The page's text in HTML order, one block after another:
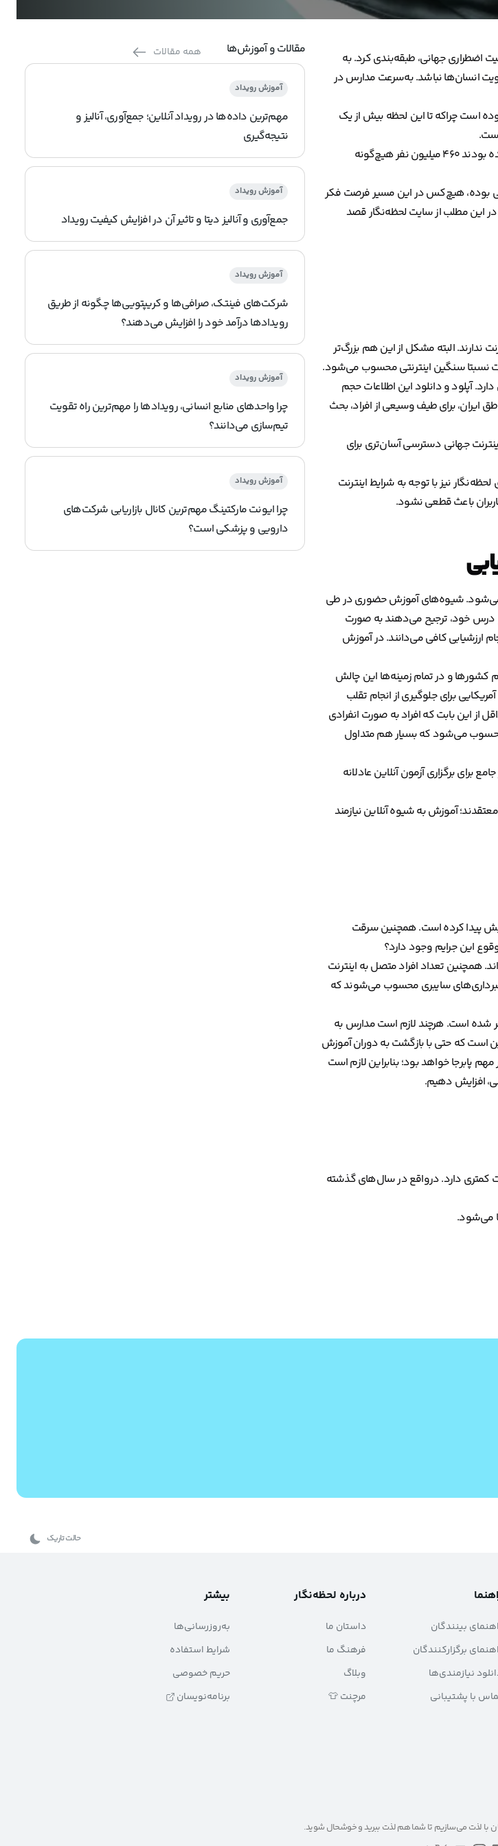
و وضعیت اضطراری جهانی، طبقه‌بندی کرد. به
انسان‌ها نباشد. به‌سرعت مدارس در
آموزش بوده است چراکه تا این لحظه بیش از یک
مشکل بزرگ‌تر در گزارش یونیسف نمایان شد. از ۱/۵ میلیارد کودک و جوانی که از آموزش محروم شده بودند ۴۶۰ میلیون نفر هیچ‌گونه
بوده، هیچ‌کس در این مسیر فرصت فکر
این مطلب از سایت لحظه‌نگار قصد
البته مشکل از این هم بزرگ‌تر
نسبتا سنگین اینترنتی محسوب می‌شود.
آپلود و دانلود این اطلاعات حجم
برای طیف وسیعی از افراد، بحث
جهانی دسترسی آسان‌تری برای
نیز با توجه به شرایط اینترنت
باعث قطعی نشود.
می‌شود. شیوه‌های آموزش حضوری در طی
و درس خود، ترجیح می‌دهند به صورت
ارزشیابی کافی می‌دانند. در آموزش
کشورها و در تمام زمینه‌ها این چالش
برای جلوگیری از انجام تقلب
از این بابت که افراد به صورت انفرادی
می‌شود که بسیار هم متداول
برگزاری آزمون آنلاین عادلانه
آموزش به شیوه آنلاین نیازمند
پیدا کرده است. همچنین سرقت
این جرایم وجود دارد؟
همچنین تعداد افراد متصل به اینترنت
سایبری محسوب می‌شوند که
شده است. هرچند لازم است مدارس به
است که حتی با بازگشت به دوران آموزش
پابرجا خواهد بود؛ بنابراین لازم است
افزایش دهیم.
کمتری دارد. درواقع در سال‌های گذشته
می‌شود.
مقالات و آموزش‌ها همه مقالات
آموزش رویداد
مهم‌ترین داده‌ها در رویداد آنلاین؛ جمع‌آوری، آنالیز و
نتیجه‌گیری
آموزش رویداد
جمع‌آوری و آنالیز دیتا و تاثیر آن در افزایش کیفیت رویداد
آموزش رویداد
شرکت‌های فینتک، صرافی‌ها و کریپتویی‌ها چگونه از طریق
رویدادها درآمد خود را افزایش می‌دهند؟
آموزش رویداد
چرا واحدهای منابع انسانی، رویدادها را مهم‌ترین راه تقویت
تیم‌سازی می‌دانند؟
آموزش رویداد
چرا ایونت مارکتینگ مهم‌ترین کانال بازاریابی شرکت‌های
دارویی و پزشکی است؟
حالت تاریک
بینندگان
برگزارکنندگان
نیازمندی‌ها
با پشتیبانی
درباره لحظه‌نگار
داستان ما
فرهنگ ما
وبلاگ
مرچنت 👕
بیشتر
به‌روزرسانی‌ها
شرایط استفاده
حریم خصوصی
برنامه‌نویسان
با لذت می‌سازیم تا شما هم لذت ببرید و خوشحال شوید.